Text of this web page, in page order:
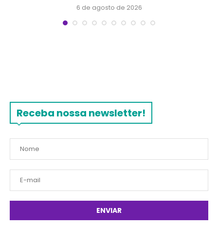
6 de agosto de 2026
Receba nossa newsletter!